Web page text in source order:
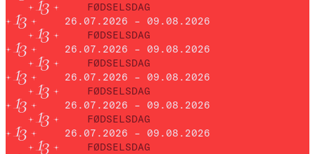
FØDSELSDAG
26.07.2026 – 09.08.2026
FØDSELSDAG
26.07.2026 – 09.08.2026
FØDSELSDAG
26.07.2026 – 09.08.2026
FØDSELSDAG
26.07.2026 – 09.08.2026
FØDSELSDAG
26.07.2026 – 09.08.2026
FØDSELSDAG